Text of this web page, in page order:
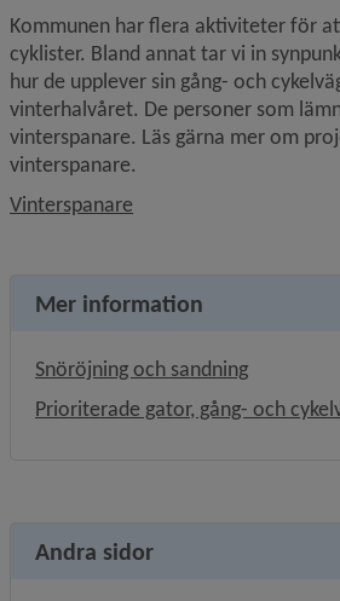
Kommunen har flera aktiviteter för
cyklister. Bland annat tar vi in
hur de upplever sin gång- och
vinterhalvåret. De personer som
vinterspanare. Läs gärna mer om
vinterspanare.
Vinterspanare
Mer information
Snöröjning och sandning
Prioriterade gator, gång- och
Andra sidor